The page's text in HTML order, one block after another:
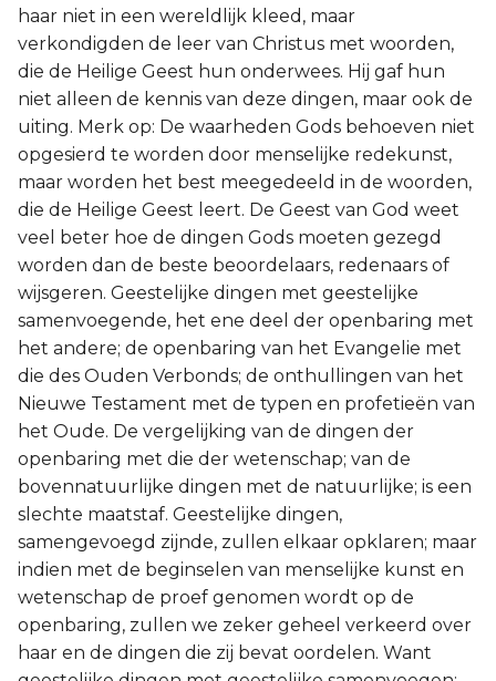
haar niet in een wereldlijk kleed, maar
verkondigden de leer van Christus met woorden,
die de Heilige Geest hun onderwees. Hij gaf hun
niet alleen de kennis van deze dingen, maar ook de
uiting. Merk op: De waarheden Gods behoeven niet
opgesierd te worden door menselijke redekunst,
maar worden het best meegedeeld in de woorden,
die de Heilige Geest leert. De Geest van God weet
veel beter hoe de dingen Gods moeten gezegd
worden dan de beste beoordelaars, redenaars of
wijsgeren. Geestelijke dingen met geestelijke
samenvoegende, het ene deel der openbaring met
het andere; de openbaring van het Evangelie met
die des Ouden Verbonds; de onthullingen van het
Nieuwe Testament met de typen en profetieën van
het Oude. De vergelijking van de dingen der
openbaring met die der wetenschap; van de
bovennatuurlijke dingen met de natuurlijke; is een
slechte maatstaf. Geestelijke dingen,
samengevoegd zijnde, zullen elkaar opklaren; maar
indien met de beginselen van menselijke kunst en
wetenschap de proef genomen wordt op de
openbaring, zullen we zeker geheel verkeerd over
haar en de dingen die zij bevat oordelen. Want